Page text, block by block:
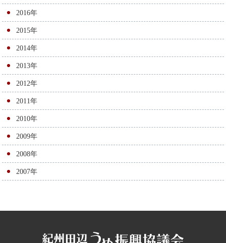
2016年
2015年
2014年
2013年
2012年
2011年
2010年
2009年
2008年
2007年